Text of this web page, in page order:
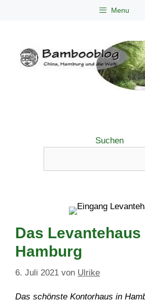
Menu
Suchen
Das Levantehaus
Hamburg
6. Juli 2021 von Ulrike
Das schönste Kontorhaus in